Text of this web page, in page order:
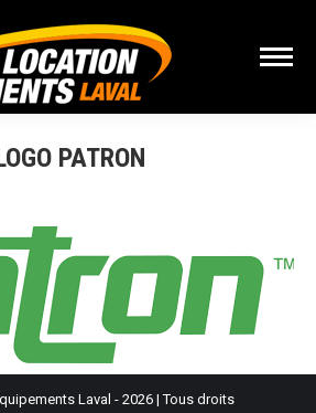
PATRON
Laval - 2026 | Tous droits